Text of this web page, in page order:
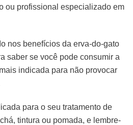
ou profissional especializado em
nos benefícios da erva-do-gato
saber se você pode consumir a
indicada para não provocar
para o seu tratamento de
tintura ou pomada, e lembre-